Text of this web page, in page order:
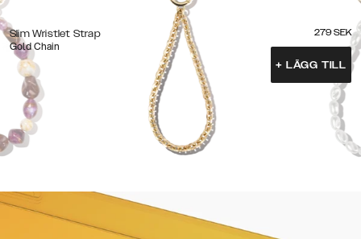
Slim Wristlet Strap
Gold Chain
279 SEK
+ LÄGG TILL